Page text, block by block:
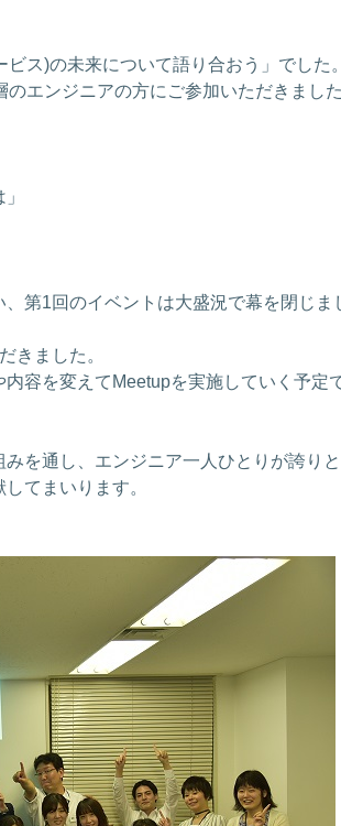
ス)の未来について語り合おう」でした
エンジニアの方にご参加いただきまし
第1回のイベントは大盛況で幕を閉じま
きました。
容を変えてMeetupを実施していく予定
を通し、エンジニア一人ひとりが誇り
てまいります。